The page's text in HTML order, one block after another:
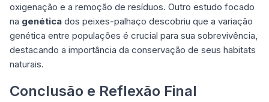
oxigenação e a remoção de resíduos. Outro estudo focado
na genética dos peixes-palhaço descobriu que a variação
genética entre populações é crucial para sua sobrevivência,
destacando a importância da conservação de seus habitats
naturais.
Conclusão e Reflexão Final